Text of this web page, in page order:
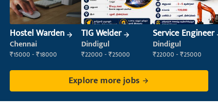
Hostel Warden
Chennai
₹15000 - ₹18000
TIG Welder
Dindigul
₹22000 - ₹25000
Service Engineer
Dindigul
₹22000 - ₹25000
Explore more jobs